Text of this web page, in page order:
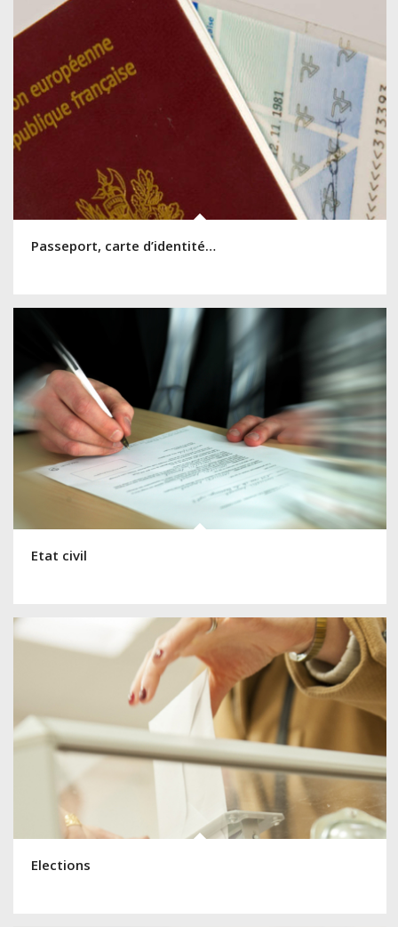
Passeport, carte d’identité…
Etat civil
Elections